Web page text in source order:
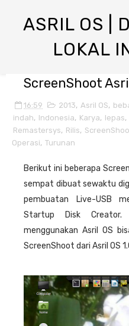
ASRIL OS |
LOKAL
ScreenShoot
16:59 2013, Asril OS,
indah, Indonesia, Karya, lepas,
Remastersys, Rilis,
Operasi, Turunan
Berikut ini beberapa
sempat dibuat sewaktu
pembuatan Live-USB
Startup Disk
menggunakan Asril OS
ScreenShoot dari Asril OS